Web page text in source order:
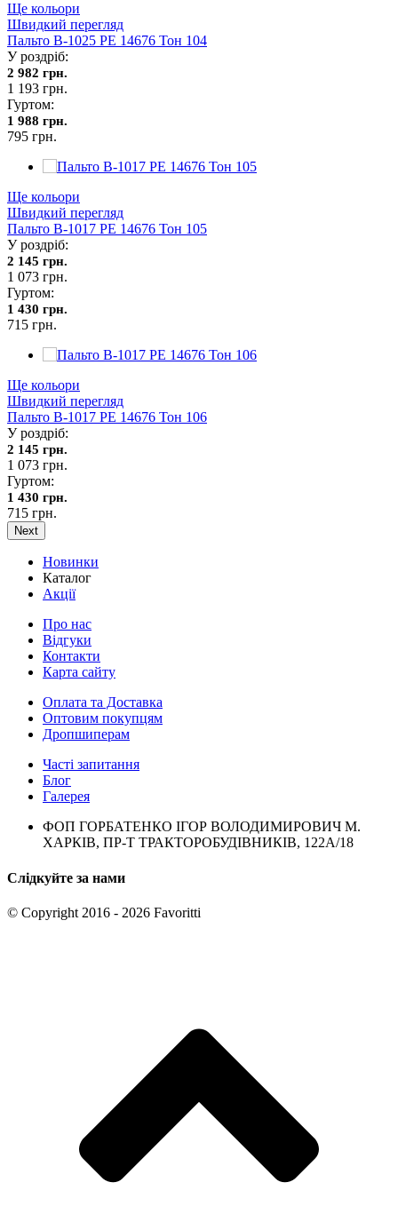
Ще кольори
Швидкий перегляд
Пальто В-1025 PE 14676 Тон 104
У роздріб:
2 982 грн.
1 193 грн.
Гуртом:
1 988 грн.
795 грн.
Ще кольори
Швидкий перегляд
Пальто В-1017 PE 14676 Тон 105
У роздріб:
2 145 грн.
1 073 грн.
Гуртом:
1 430 грн.
715 грн.
Ще кольори
Швидкий перегляд
Пальто В-1017 PE 14676 Тон 106
У роздріб:
2 145 грн.
1 073 грн.
Гуртом:
1 430 грн.
715 грн.
Next
Новинки
Каталог
Акції
Про нас
Відгуки
Контакти
Карта сайту
Оплата та Доставка
Оптовим покупцям
Дропшиперам
Часті запитання
Блог
Галерея
ФОП ГОРБАТЕНКО ІГОР ВОЛОДИМИРОВИЧ М.
ХАРКІВ, ПР-Т ТРАКТОРОБУДІВНИКІВ, 122А/18
Слідкуйте за нами
© Copyright 2016 - 2026 Favoritti